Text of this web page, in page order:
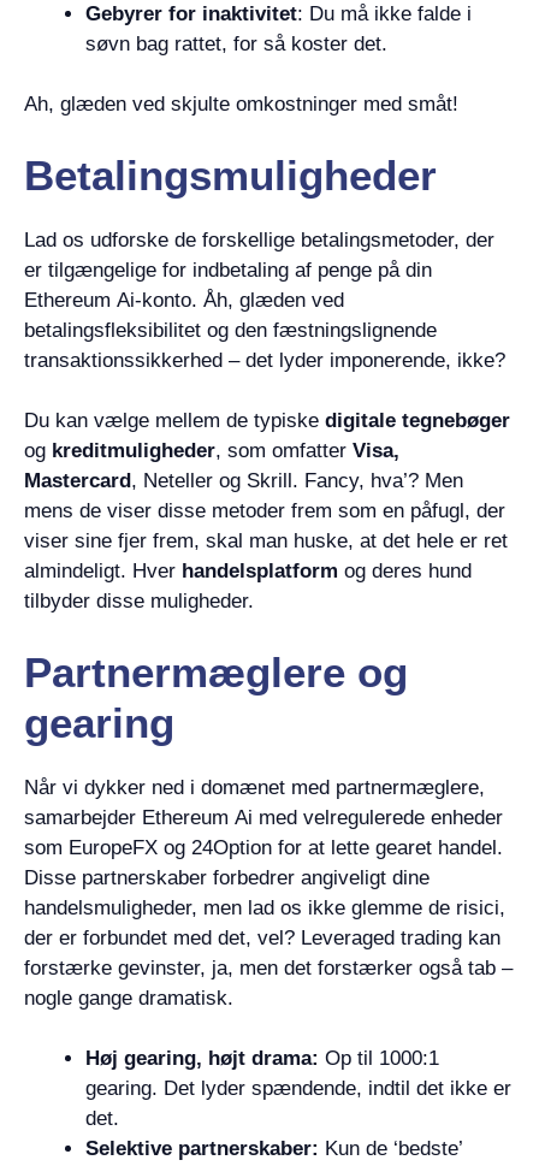
Gebyrer for inaktivitet: Du må ikke falde i
søvn bag rattet, for så koster det.
Ah, glæden ved skjulte omkostninger med småt!
Betalingsmuligheder
Lad os udforske de forskellige betalingsmetoder, der
er tilgængelige for indbetaling af penge på din
Ethereum Ai-konto. Åh, glæden ved
betalingsfleksibilitet og den fæstningslignende
transaktionssikkerhed – det lyder imponerende, ikke?
Du kan vælge mellem de typiske digitale tegnebøger
og kreditmuligheder, som omfatter Visa,
Mastercard , Neteller og Skrill. Fancy, hva’? Men
mens de viser disse metoder frem som en påfugl, der
viser sine fjer frem, skal man huske, at det hele er ret
almindeligt. Hver handelsplatform og deres hund
tilbyder disse muligheder.
Partnermæglere og
gearing
Når vi dykker ned i domænet med partnermæglere,
samarbejder Ethereum Ai med velregulerede enheder
som EuropeFX og 24Option for at lette gearet handel.
Disse partnerskaber forbedrer angiveligt dine
handelsmuligheder, men lad os ikke glemme de risici,
der er forbundet med det, vel? Leveraged trading kan
forstærke gevinster, ja, men det forstærker også tab –
nogle gange dramatisk.
Høj gearing, højt drama: Op til 1000:1
gearing. Det lyder spændende, indtil det ikke er
det.
Selektive partnerskaber: Kun de ‘bedste’